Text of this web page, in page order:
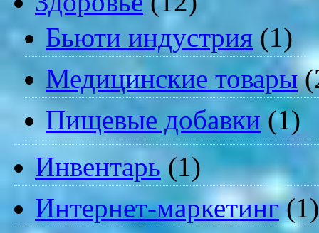
Бьюти индустрия (1)
Медицинские товары
Пищевые добавки (1)
Инвентарь (1)
Интернет-маркетинг(1)